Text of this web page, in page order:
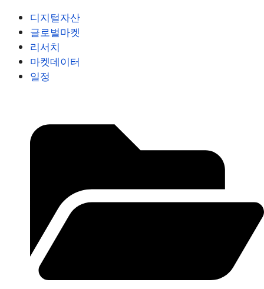
디지털자산
글로벌마켓
리서치
마켓데이터
일정